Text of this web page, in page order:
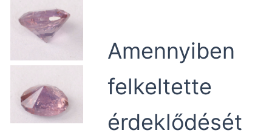
Amennyiben
felkeltette
érdeklődését